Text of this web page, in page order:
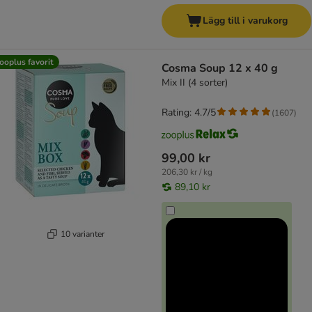
Lägg till i varukorg
favorit
10 varianter
Cosma Soup 12 x 40 g
Mix II (4 sorter)
99,00 kr
206,30 kr / kg
89,10 kr
Rating: 4.7/5 (1607)